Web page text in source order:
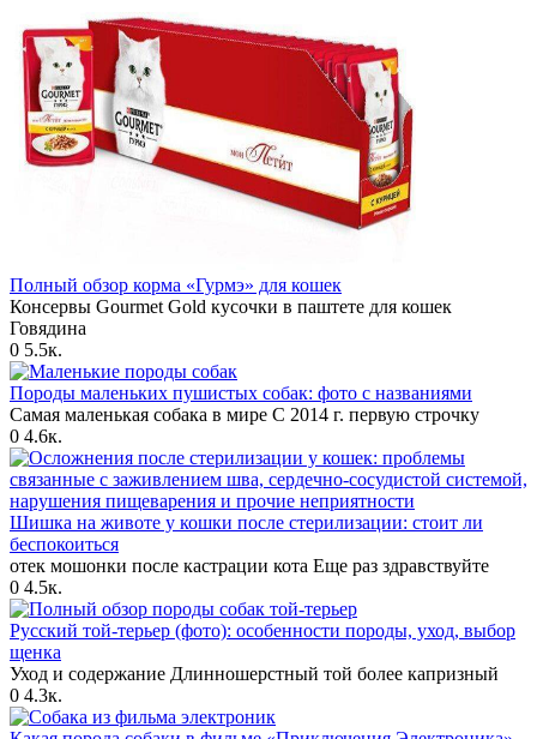
Полный обзор корма «Гурмэ» для кошек
Консервы Gourmet Gold кусочки в паштете для кошек
Говядина
0 5.5к.
Породы маленьких пушистых собак: фото с названиями
Самая маленькая собака в мире С 2014 г. первую строчку
0 4.6к.
Шишка на животе у кошки после стерилизации: стоит ли
беспокоиться
отек мошонки после кастрации кота Еще раз здравствуйте
0 4.5к.
Русский той-терьер (фото): особенности породы, уход, выбор
щенка
Уход и содержание Длинношерстный той более капризный
0 4.3к.